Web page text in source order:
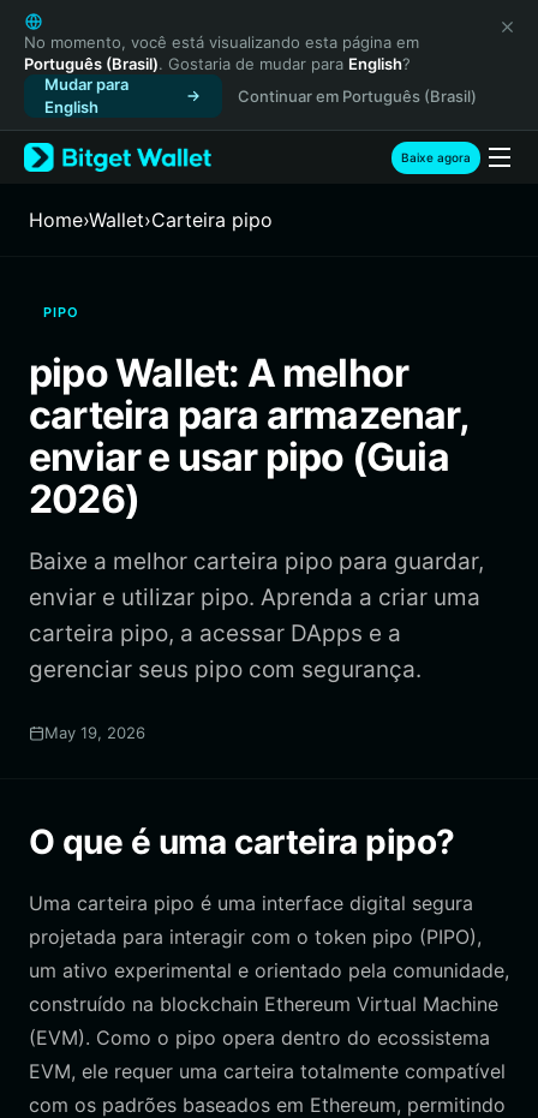
English
日本語
Tiếng Việt
Русский
Español (Latinoamérica)
Türkçe
Français
繁體中文
Bahasa Indonesia
ภาษาไทย
हिन्दी
Español
Português (Brasil)
No momento, você está visualizando esta página em
Português (Brasil). Gostaria de mudar para English?
Mudar para
English
Continuar em Português (Brasil)
Baixe agora
Home›Wallet›Carteira pipo
PIPO
pipo Wallet: A melhor
carteira para armazenar,
enviar e usar pipo (Guia
2026)
Baixe a melhor carteira pipo para guardar,
enviar e utilizar pipo. Aprenda a criar uma
carteira pipo, a acessar DApps e a
gerenciar seus pipo com segurança.
May 19, 2026
O que é uma carteira pipo?
Uma carteira pipo é uma interface digital segura
projetada para interagir com o token pipo (PIPO),
um ativo experimental e orientado pela comunidade,
construído na blockchain Ethereum Virtual Machine
(EVM). Como o pipo opera dentro do ecossistema
EVM, ele requer uma carteira totalmente compatível
com os padrões baseados em Ethereum, permitindo